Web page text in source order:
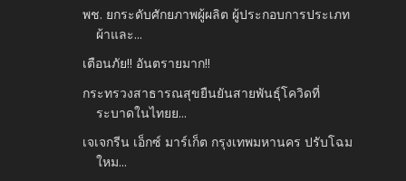
พช. ยกระดับศักยภาพผู้ผลิต ผู้ประกอบการประเภท
ผ้าและ...
เตือนภัย!! อันตรายมาก!!
กระทรวงสาธารณสุขยืนยันสายพันธุ์โควิดที่
ระบาดในไทยย...
เจเจกรีน เอ็กซ์ มาร์เก็ต กรุงเทพมหานคร ปรับโฉม
ใหม...